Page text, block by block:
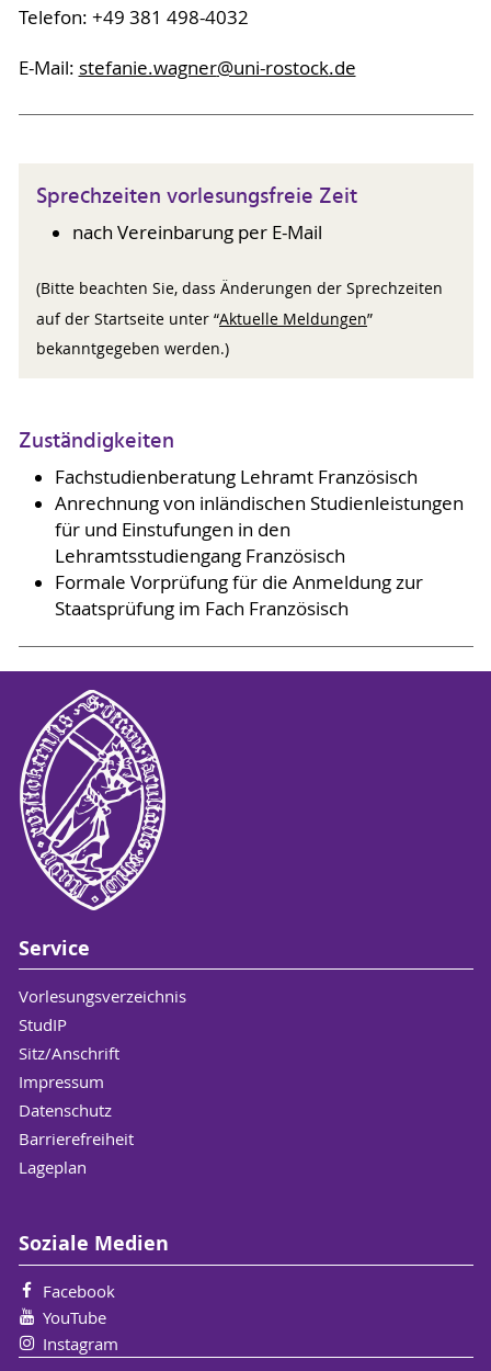
Telefon: +49 381 498-4032
E-Mail: stefanie.wagner@uni-rostock.de
Sprechzeiten vorlesungsfreie Zeit
nach Vereinbarung per E-Mail
(Bitte beachten Sie, dass Änderungen der Sprechzeiten
auf der Startseite unter “Aktuelle Meldungen”
bekanntgegeben werden.)
Zuständigkeiten
Fachstudienberatung Lehramt Französisch
Anrechnung von inländischen Studienleistungen
für und Einstufungen in den
Lehramtsstudiengang Französisch
Formale Vorprüfung für die Anmeldung zur
Staatsprüfung im Fach Französisch
Service
Vorlesungsverzeichnis
StudIP
Sitz/Anschrift
Impressum
Datenschutz
Barrierefreiheit
Lageplan
Soziale Medien
Facebook
YouTube
Instagram